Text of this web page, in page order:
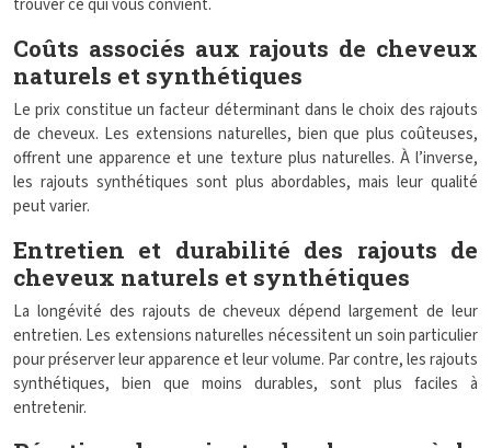
trouver ce qui vous convient.
Coûts associés aux rajouts de cheveux
naturels et synthétiques
Le prix constitue un facteur déterminant dans le choix des rajouts
de cheveux. Les extensions naturelles, bien que plus coûteuses,
offrent une apparence et une texture plus naturelles. À l’inverse,
les rajouts synthétiques sont plus abordables, mais leur qualité
peut varier.
Entretien et durabilité des rajouts de
cheveux naturels et synthétiques
La longévité des rajouts de cheveux dépend largement de leur
entretien. Les extensions naturelles nécessitent un soin particulier
pour préserver leur apparence et leur volume. Par contre, les rajouts
synthétiques, bien que moins durables, sont plus faciles à
entretenir.